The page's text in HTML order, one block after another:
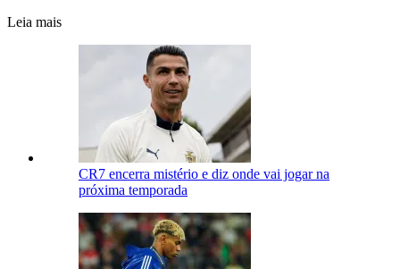
Leia mais
CR7 encerra mistério e diz onde vai jogar na
próxima temporada